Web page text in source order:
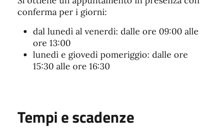
conferma per i giorni:
dal lunedì al venerdì: dalle ore 09:00 alle
ore 13:00
lunedì e giovedì pomeriggio: dalle ore
15:30 alle ore 16:30
Tempi e scadenze